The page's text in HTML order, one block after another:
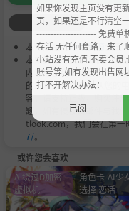
本作品是由小叽资源 会员
本站提供的资源转载自国
内容用于商业或者非法用
的24个小时之内，从您的
容，请支持正版，购买注
题，如有侵权请邮件与我
tlook.com，我们会在第一
7/。
或许您会喜欢
A-绕过D加密
虚拟机
角色卡-AI少
选择 恋活
如果你发现主页没有更
页，如果还是不行清空
--------------------- 免费单
存活 无任何套路，来了
小站没有充值.不卖会员
账号等,如有发现出售网
打不开解决办法：
已阅